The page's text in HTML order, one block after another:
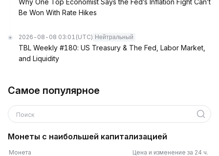
Why One Top Economist Says the Fed’s Inflation Fight Can’t
Be Won With Rate Hikes
2026-08-08 03:01 (UTC) Нейтральный
TBL Weekly #180: US Treasury & The Fed, Labor Market,
and Liquidity
Самое популярное
Поиск
Монеты с наибольшей капитализацией
Монета Цена и изменение за 24 ч.